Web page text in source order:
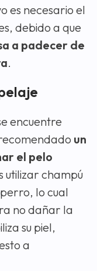
es necesario el
debido a que
a padecer de
.
encuentre
un
el pelo
utilizar champú
lo cual
no dañar la
su piel,
a